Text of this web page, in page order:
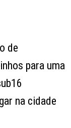
de
para uma
na cidade